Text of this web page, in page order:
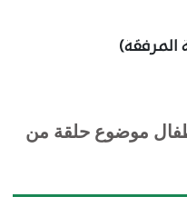
المرفقة)
موضوع حلقة من